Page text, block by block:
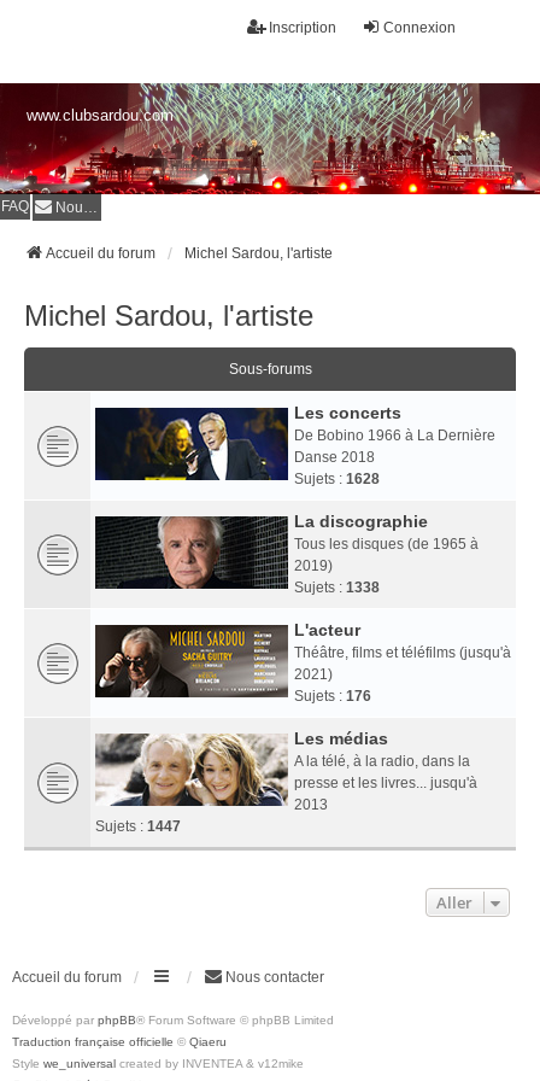
Connexion
Inscription
www.clubsardou.com
FAQ Nous contacter
Accueil du forum Michel Sardou, l'artiste
Michel Sardou, l'artiste
Sous-forums
Les concerts
De Bobino 1966 à La Dernière
Danse 2018
Sujets : 1628
La discographie
Tous les disques (de 1965 à
2019)
Sujets : 1338
L'acteur
Théâtre, films et téléfilms (jusqu'à
2021)
Sujets : 176
Les médias
A la télé, à la radio, dans la
presse et les livres... jusqu'à
2013
Sujets : 1447
Aller
Accueil du forum Nous contacter
Développé par phpBB® Forum Software © phpBB Limited
Traduction française officielle © Qiaeru
Style we_universal created by INVENTEA & v12mike